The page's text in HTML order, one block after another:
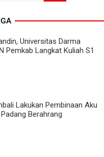
Universitas Darma
Pemkab Langkat Kuliah S1
Lakukan Pembinaan Aku
Berahrang